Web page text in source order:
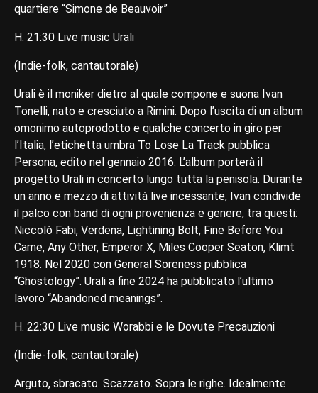
quartiere “Simone de Beauvoir”
H. 21:30 Live music Urali
(Indie-folk, cantautorale)
Urali è il moniker dietro al quale compone e suona Ivan
Tonelli, nato e cresciuto a Rimini. Dopo l’uscita di un album
omonimo autoprodotto e qualche concerto in giro per
l’Italia, l’etichetta umbra To Lose La Track pubblica
Persona, edito nel gennaio 2016. L’album porterà il
progetto Urali in concerto lungo tutta la penisola. Durante
un anno e mezzo di attività live incessante, Ivan condivide
il palco con band di ogni provenienza e genere, tra questi:
Niccolò Fabi, Verdena, Lightining Bolt, Fine Before You
Came, Any Other, Emperor X, Miles Cooper Seaton, Klimt
1918. Nel 2020 con General Soreness pubblica
“Ghostology”. Urali a fine 2024 ha pubblicato l’ultimo
lavoro “Abandoned meanings”.
H. 22:30 Live music Worabbi e le Dovute Precauzioni
(Indie-folk, cantautorale)
Arguto, sbracato. Scazzato. Sopra le righe. Idealmente